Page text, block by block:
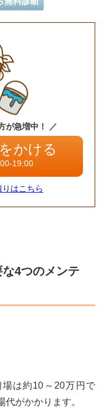
が急増中！ ／
かける
19:00
はこちら
4つのメンテ
は約10～20万円で
がかかります。